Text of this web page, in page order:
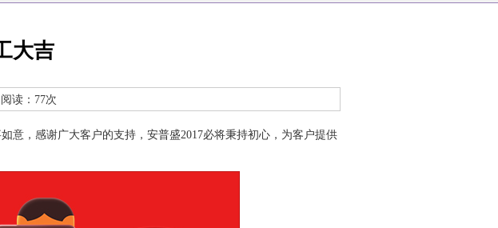
大吉
读：77次
意，感谢广大客户的支持，安普盛2017必将秉持初心，为客户提供